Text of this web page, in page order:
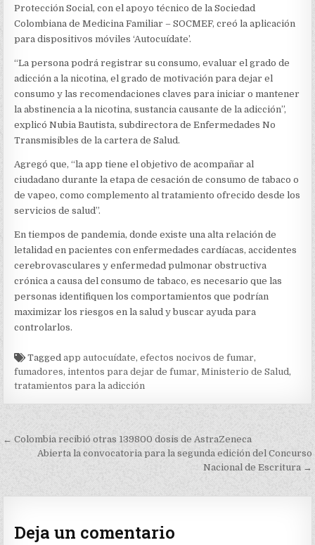
Protección Social, con el apoyo técnico de la Sociedad
Colombiana de Medicina Familiar – SOCMEF, creó la aplicación
para dispositivos móviles ‘Autocuídate’.
“La persona podrá registrar su consumo, evaluar el grado de
adicción a la nicotina, el grado de motivación para dejar el
consumo y las recomendaciones claves para iniciar o mantener
la abstinencia a la nicotina, sustancia causante de la adicción”,
explicó Nubia Bautista, subdirectora de Enfermedades No
Transmisibles de la cartera de Salud.
Agregó que, “la app tiene el objetivo de acompañar al
ciudadano durante la etapa de cesación de consumo de tabaco o
de vapeo, como complemento al tratamiento ofrecido desde los
servicios de salud”.
En tiempos de pandemia, donde existe una alta relación de
letalidad en pacientes con enfermedades cardíacas, accidentes
cerebrovasculares y enfermedad pulmonar obstructiva
crónica a causa del consumo de tabaco, es necesario que las
personas identifiquen los comportamientos que podrían
maximizar los riesgos en la salud y buscar ayuda para
controlarlos.
Taggedapp autocuídate,efectos nocivos de fumar,
fumadores,intentos para dejar de fumar,Ministerio de Salud,
tratamientos para la adicción
Navegación
← Colombia recibió otras 139800 dosis de AstraZeneca
Abierta la convocatoria para la segunda edición del Concurso
Nacional de Escritura →
Deja un comentario